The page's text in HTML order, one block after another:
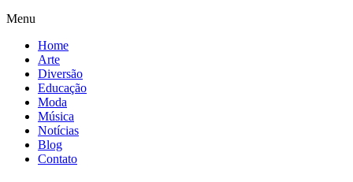
Menu
Home
Arte
Diversão
Educação
Moda
Música
Notícias
Blog
Contato